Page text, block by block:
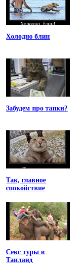
Холодно блин
Забудем про тапки?
Так, главное
спокойствие
Секс туры в
Таиланд